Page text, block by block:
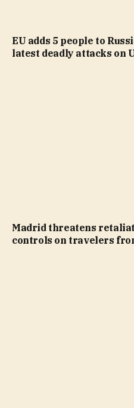
EU adds 5 people to
latest deadly attacks on
Madrid threatens
controls on travelers